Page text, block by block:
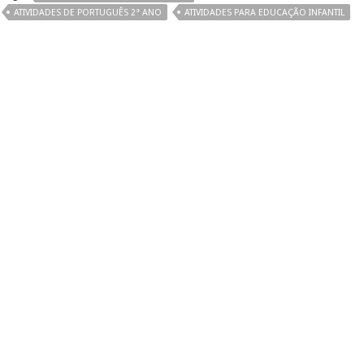
ATIVIDADES DE PORTUGUÊS 2° ANO
ATIVIDADES PARA EDUCAÇÃO INFANTIL